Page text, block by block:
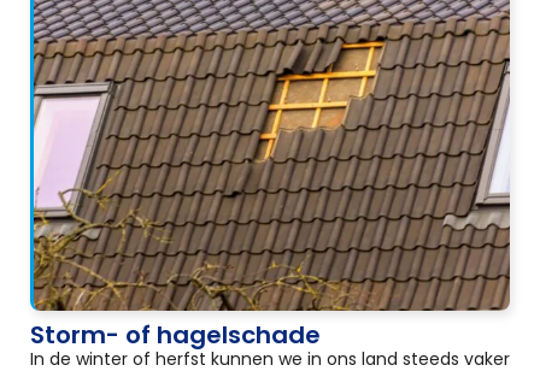
Storm- of hagelschade
In de winter of herfst kunnen we in ons land steeds vaker